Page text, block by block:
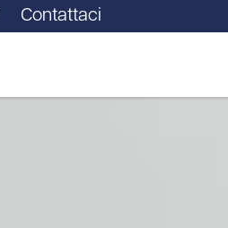
Contattaci